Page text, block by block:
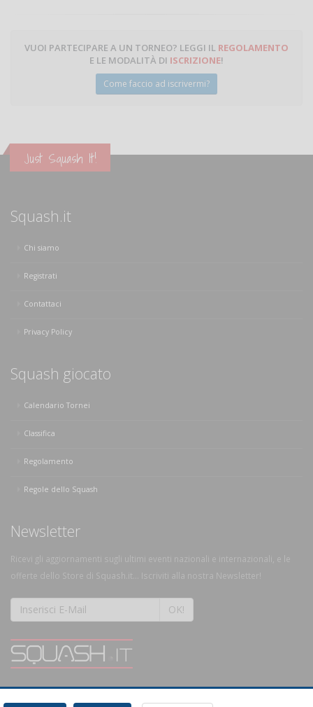
VUOI PARTECIPARE A UN TORNEO? LEGGI IL REGOLAMENTO
E LE MODALITÀ DI ISCRIZIONE!
Come faccio ad iscrivermi?
Just Squash It!
Squash.it
Chi siamo
Registrati
Contattaci
Privacy Policy
Squash giocato
Calendario Tornei
Classifica
Regolamento
Regole dello Squash
Newsletter
Ricevi gli aggiornamenti sugli ultimi eventi nazionali e internazionali, e le
offerte dello Store di Squash.it... Iscriviti alla nostra Newsletter!
OK!